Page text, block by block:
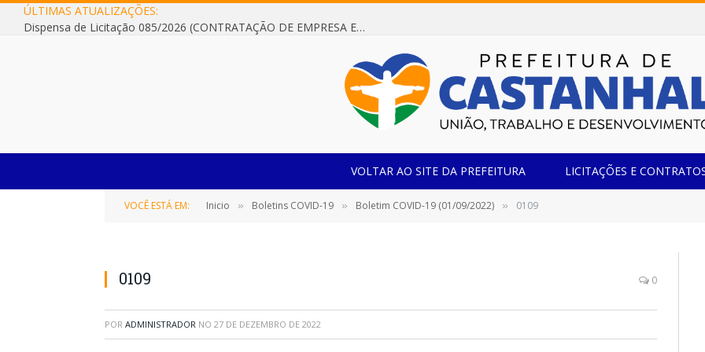
ÚLTIMAS ATUALIZAÇÕES:
Dispensa de Licitação 085/2026 (CONTRATAÇÃO DE EMPRESA ESPECIALIZADA NA FABRICAÇÃO DE MÓVEIS SOB MEDIDA COM ESTRUTURA METÁLICA EM METALON PARA ATENDIMENTO DAS NECESSIDADES DA SALA SIMOV DA EMEF MADRE MARIA VIGANÓ)
VOLTAR AO SITE DA PREFEITURA LICITAÇÕES E
VOCÊ ESTÁ EM: Inicio » Boletins COVID-19 » Boletim COVID-19 (01/09/2022) » 0109
0109 0
POR ADMINISTRADOR NO 27 DE DEZEMBRO DE 2022